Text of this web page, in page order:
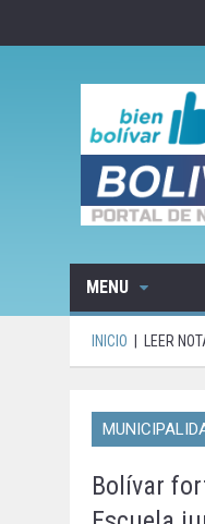
MENU
INICIO LEER
Bolívar